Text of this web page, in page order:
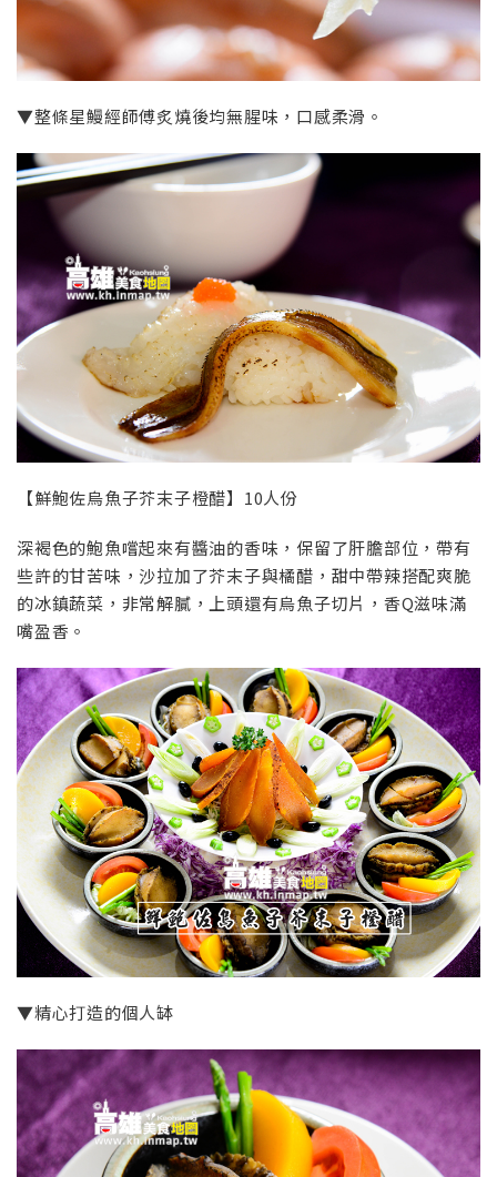
▼整條星鰻經師傅炙燒後均無腥味，口感柔滑。
【鮮鮑佐烏魚子芥末子橙醋】10人份
深褐色的鮑魚嚐起來有醬油的香味，保留了肝膽部位，帶有
些許的甘苦味，沙拉加了芥末子與橘醋，甜中帶辣搭配爽脆
的冰鎮蔬菜，非常解膩，上頭還有烏魚子切片，香Q滋味滿
嘴盈香。
▼精心打造的個人缽